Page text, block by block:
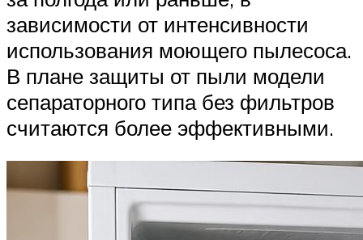
зависимости от интенсивности
использования моющего пылесоса.
В плане защиты от пыли модели
сепараторного типа без фильтров
считаются более эффективными.